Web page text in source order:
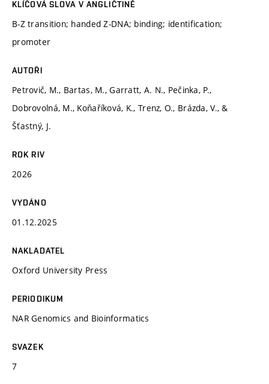
KLÍČOVÁ SLOVA V ANGLIČTINĚ
B-Z transition; handed Z-DNA; binding; identification;
promoter
AUTOŘI
Petrovič, M., Bartas, M., Garratt, A. N., Pečinka, P.,
Dobrovolná, M., Koňaříková, K., Trenz, O., Brázda, V., &
Šťastný, J.
ROK RIV
2026
VYDÁNO
01.12.2025
NAKLADATEL
Oxford University Press
PERIODIKUM
NAR Genomics and Bioinformatics
SVAZEK
7